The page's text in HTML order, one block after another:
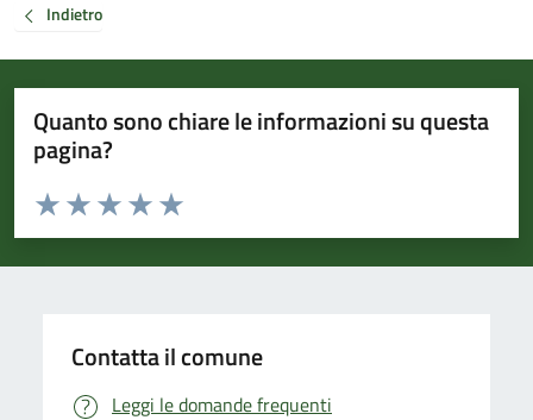
Indietro
Quanto sono chiare le informazioni su questa
pagina?
Valuta da 1 a 5 stelle la pagina
Valuta 5 stelle su 5
Valuta 4 stelle su 5
Valuta 3 stelle su 5
Valuta 2 stelle su 5
Valuta 1 stelle su 5
Contatta il comune
Leggi le domande frequenti